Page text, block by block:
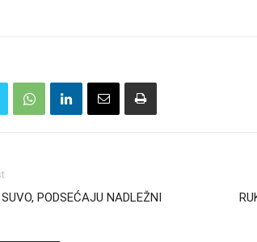
PODSEĆAJU NADLEŽNI